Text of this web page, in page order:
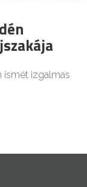
ismét izgalmas